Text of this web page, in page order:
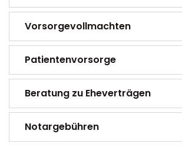
Vorsorgevollmachten
Patientenvorsorge
Beratung zu Eheverträgen
Notargebühren